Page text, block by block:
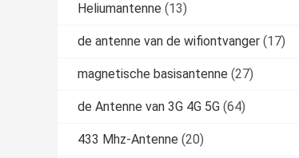
Heliumantenne (13)
de antenne van de wifiontvanger (17)
magnetische basisantenne (27)
de Antenne van 3G 4G 5G (64)
433 Mhz-Antenne (20)